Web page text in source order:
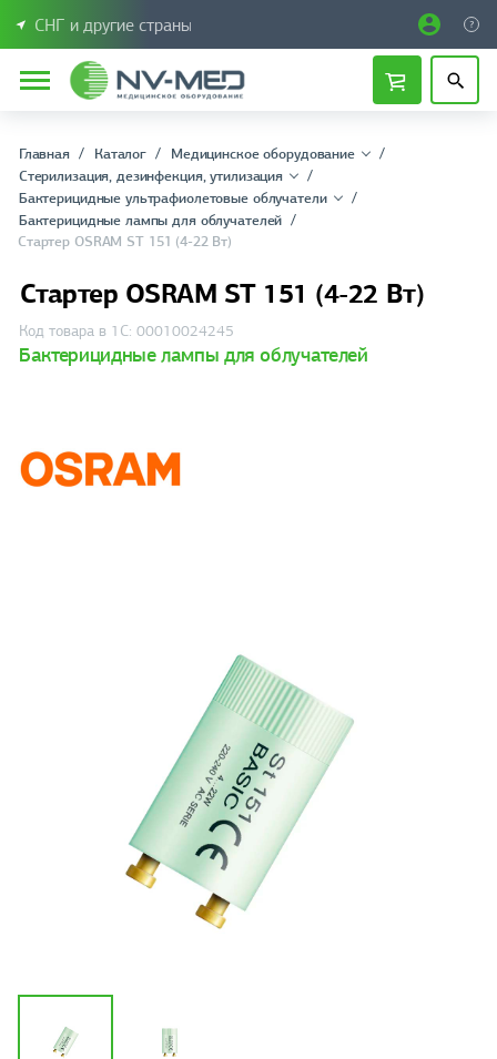
СНГ и другие страны
Главная Каталог
Медицинское оборудование
Стерилизация, дезинфекция, утилизация
Бактерицидные ультрафиолетовые облучатели
Бактерицидные лампы для облучателей
Стартер OSRAM ST 151 (4-22 Вт)
Стартер OSRAM ST 151 (4-22 Вт)
Код товара в 1С: 00010024245
Бактерицидные лампы для облучателей